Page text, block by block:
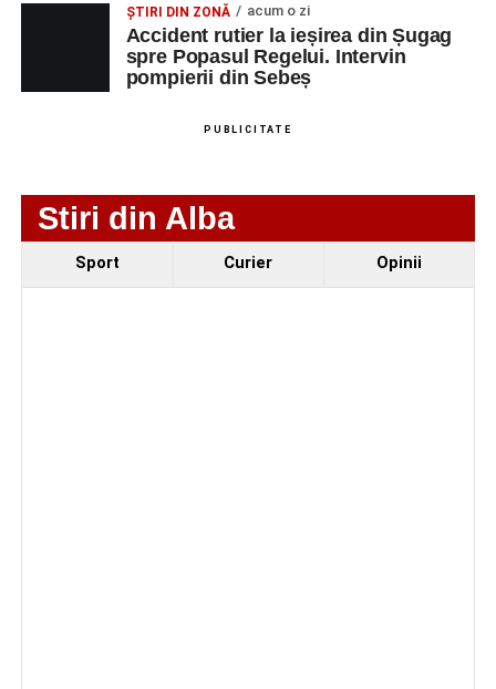
Fest, la Cetatea Greavilor din Gârbova
ȘTIRI DIN ZONĂ acum o zi
Accident rutier la ieșirea din Șugag
spre Popasul Regelui. Intervin
pompierii din Sebeș
PUBLICITATE
Stiri din Alba
Sport Curier Opinii